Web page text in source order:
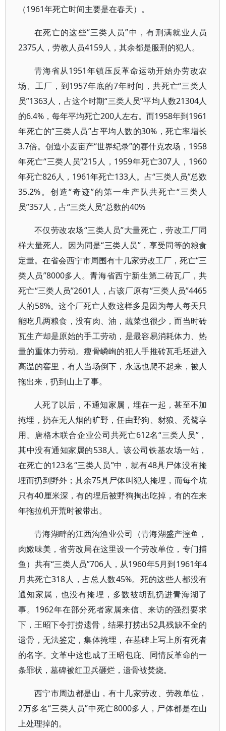
（1961年死亡时间主要是在春天）。
在死亡的这些“三类人员”中，有刑满就业人员
2375人，劳教人员4159人，其余都是服刑的犯人。
青海省从1951年镇压反革命运动开始办劳改农
场、工厂，到1957年底的7年时间，共死亡“三类人
员”1363人，占这个时期“三类人员”平均人数21304人
的6.4%，每年平均死亡200人左右。而1958年到1961
年死亡的“三类人员”占平均人数的30%，死亡率增长
3.7倍。创造小麦亩产“世界纪录”的赛什克农场，1958
年死亡“三类人员”215人，1959年死亡307人，1960
年死亡826人，1961年死亡133人。占“三类人员”总数
35.2%。创造“奇迹”的第一生产队共死亡“三类人
员”357人，占“三类人员”总数的40%
不仅劳改农场“三类人员”大量死亡，劳改工厂同
样大量死人。因为同是“三类人员”，享受同等的粮食
定量。在省会西宁市周围有十几家劳改工厂，死亡“三
类人员”8000多人。青海省西宁新生第二砖瓦厂，共
死亡“三类人员”2601人，占该厂原有“三类人员”4465
人的58%。这个厂死亡人数这样多是因为每人每天只
能吃几两粮食，没有肉、油，蔬菜也很少，而当时砖
瓦生产却是原始的手工劳动，是最容易消耗体力、热
量的重体力劳动。瘦骨嶙峋的犯人手推砖瓦毛坯进入
高温的窖里，有人当场倒下，永远也爬不起来，被人
拖出来，扔到山上了事。
人死了以后，不通知家属，埋在一起，甚至不加
掩埋，扔在无人烟的旷野，任由野狗、豺狼、秃鹫享
用。唐格木联合企业公司共死亡612名“三类人员”，
其中没有通知家属的538人。该公司铁基农场一站，
在死亡的123名“三类人员”中，就有48具尸体没有掩
埋而扔到野外；其余75具尸体叫犯人掩埋，而每个坑
只有40厘米深，有的埋后被野狗掏出吃掉，有的在来
年拖拉机开荒时被带出。
青海湖畔的江西沟渔业公司（青海湖盛产湟鱼，
肉嫩味美，省劳改局在这里设一个劳改单位，专门捕
鱼）共有“三类人员”706人，从1960年5月到1961年4
月共死亡318人，占总人数45%。死的这些人都没有
通知家属，也没有掩埋，多数被胡乱扔进青海湖了
事。1962年在部分死者家属来信、来访的强烈要求
下，王昭下令打捞遗骨，结果打捞出52具残缺不全的
遗骨，无法鉴定，集体掩埋，在墓碑上写上所有死者
的名字。文革中这也成了王昭包庇、同情反革命的一
条罪状，墓碑被红卫兵砸烂，遗骨被焚烧。
西宁市周边都是山，有十几家劳改、劳教单位，
2万多名“三类人员”中死亡8000多人，尸体都是在山
上处理掉的。